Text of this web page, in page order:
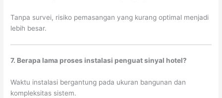
Tanpa survei, risiko pemasangan yang kurang optimal menjadi
lebih besar.
7. Berapa lama proses instalasi penguat sinyal hotel?
Waktu instalasi bergantung pada ukuran bangunan dan
kompleksitas sistem.